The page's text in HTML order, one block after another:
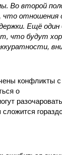
Во второй
отношения
Ещё
что будут
конфликты с
о